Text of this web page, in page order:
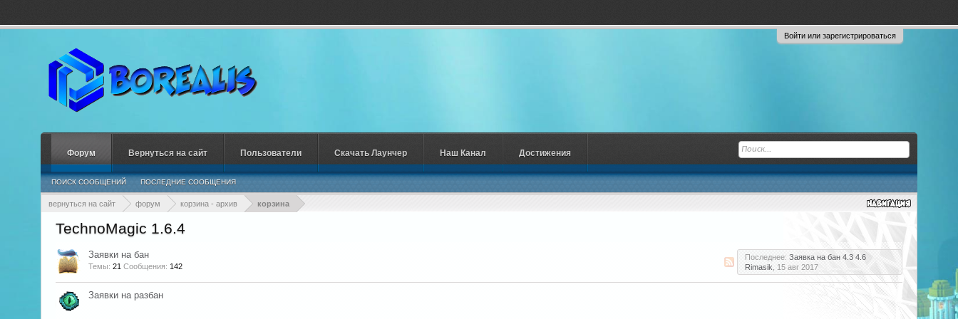
Войти или зарегистрироваться
вернуться на сайт форум корзина - архив корзина
TechnoMagic 1.6.4
Заявки на бан
Темы: 21 Сообщения: 142
Последнее: Заявка на бан 4.3 4.6
Rimasik 15 авг 2017
Заявки на разбан
Форум
ПОИСК СООБЩЕНИЙ ПОСЛЕДНИЕ СООБЩЕНИЯ
Вернуться на сайт Пользователи Скачать Лаунчер Наш Канал Достижения